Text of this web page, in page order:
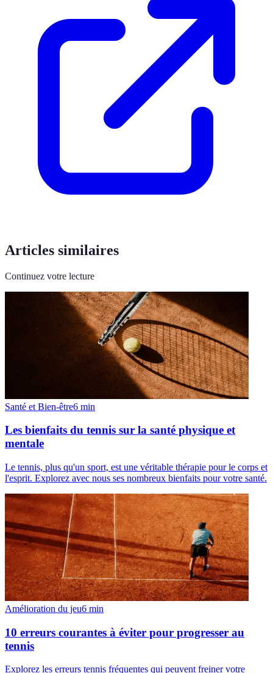
Articles similaires
Continuez votre lecture
Santé et Bien-être6 min
Les bienfaits du tennis sur la santé physique et
mentale
Le tennis, plus qu'un sport, est une véritable thérapie pour le corps et
l'esprit. Explorez avec nous ses nombreux bienfaits pour votre santé.
Amélioration du jeu6 min
10 erreurs courantes à éviter pour progresser au
tennis
Explorez les erreurs tennis fréquentes qui peuvent freiner votre